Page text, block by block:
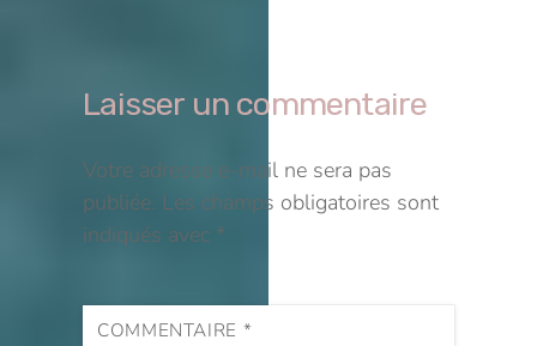
Laisser un commentaire
Votre adresse e-mail ne sera pas
publiée. Les champs obligatoires sont
indiqués avec *
COMMENTAIRE *